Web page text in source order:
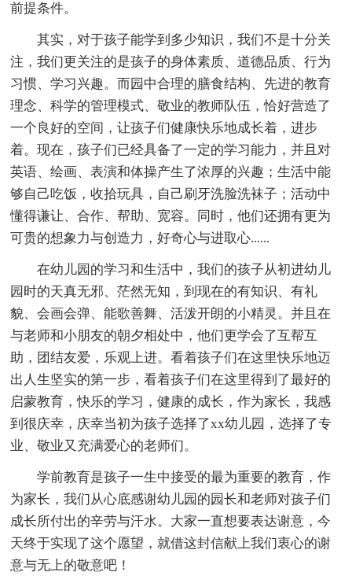
前提条件。
其实，对于孩子能学到多少知识，我们不是十分关
注，我们更关注的是孩子的身体素质、道德品质、行为
习惯、学习兴趣。而园中合理的膳食结构、先进的教育
理念、科学的管理模式、敬业的教师队伍，恰好营造了
一个良好的空间，让孩子们健康快乐地成长着，进步
着。现在，孩子们已经具备了一定的学习能力，并且对
英语、绘画、表演和体操产生了浓厚的兴趣；生活中能
够自己吃饭，收拾玩具，自己刷牙洗脸洗袜子；活动中
懂得谦让、合作、帮助、宽容。同时，他们还拥有更为
可贵的想象力与创造力，好奇心与进取心......
在幼儿园的学习和生活中，我们的孩子从初进幼儿
园时的天真无邪、茫然无知，到现在的有知识、有礼
貌、会画会弹、能歌善舞、活泼开朗的小精灵。并且在
与老师和小朋友的朝夕相处中，他们更学会了互帮互
助，团结友爱，乐观上进。看着孩子们在这里快乐地迈
出人生坚实的第一步，看着孩子们在这里得到了最好的
启蒙教育，快乐的学习，健康的成长，作为家长，我感
到很庆幸，庆幸当初为孩子选择了xx幼儿园，选择了专
业、敬业又充满爱心的老师们。
学前教育是孩子一生中接受的最为重要的教育，作
为家长，我们从心底感谢幼儿园的园长和老师对孩子们
成长所付出的辛劳与汗水。大家一直想要表达谢意，今
天终于实现了这个愿望，就借这封信献上我们衷心的谢
意与无上的敬意吧！